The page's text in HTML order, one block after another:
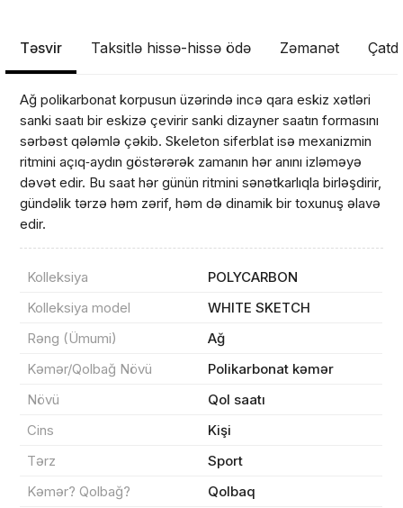
Təsvir Taksitlə hissə-hissə ödə Zəmanət
Ağ polikarbonat korpusun üzərində incə qara eskiz xətləri
sanki saatı bir eskizə çevirir sanki dizayner saatın formasını
sərbəst qələmlə çəkib. Skeleton siferblat isə mexanizmin
ritmini açıq‑aydın göstərərək zamanın hər anını izləməyə
dəvət edir. Bu saat hər günün ritmini sənətkarlıqla birləşdirir,
gündəlik tərzə həm zərif, həm də dinamik bir toxunuş əlavə
edir.
Kolleksiya
POLYCARBON
Kolleksiya model
WHITE SKETCH
Rəng (Ümumi)
Ağ
Kəmər/Qolbağ Növü
Polikarbonat kəmər
Növü
Qol saatı
Cins
Kişi
Tərz
Sport
Kəmər? Qolbağ?
Qolbaq
Sifarişin detalları